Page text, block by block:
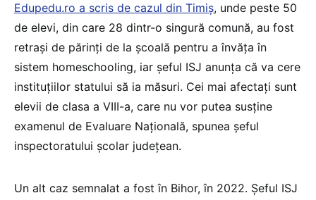
Edupedu.ro a scris de cazul din Timiș, unde peste 50
de elevi, din care 28 dintr-o singură comună, au fost
retrași de părinți de la școală pentru a învăța în
sistem homeschooling, iar șeful ISJ anunța că va cere
instituţiilor statului să ia măsuri. Cei mai afectaţi sunt
elevii de clasa a VIII-a, care nu vor putea susţine
examenul de Evaluare Naţională, spunea șeful
inspectoratului școlar județean.
Un alt caz semnalat a fost în Bihor, în 2022. Șeful ISJ